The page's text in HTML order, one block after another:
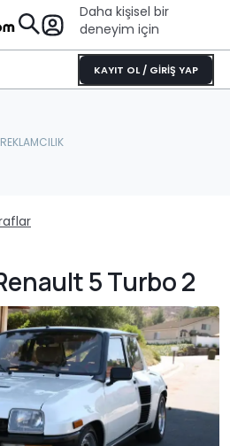
Daha kişisel bir
deneyim için
KAYIT OL / GİRİŞ YAP
5 Turbo 2